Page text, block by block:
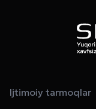
Ijtimoiy tarmoqlar